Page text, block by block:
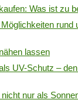
Was ist zu
rund
lassen
UV-Schutz –
nur als